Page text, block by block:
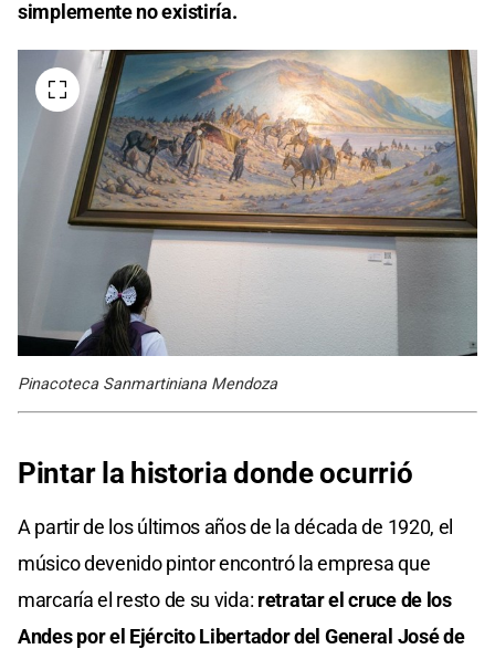
simplemente no existiría.
Pinacoteca Sanmartiniana Mendoza
Pintar la historia donde ocurrió
A partir de los últimos años de la década de 1920, el
músico devenido pintor encontró la empresa que
marcaría el resto de su vida: retratar el cruce de los
Andes por el Ejército Libertador del General José de